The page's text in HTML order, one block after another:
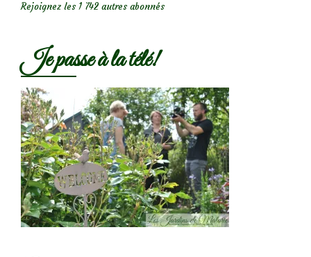
Rejoignez les 1 742 autres abonnés
Je passe à la télé!